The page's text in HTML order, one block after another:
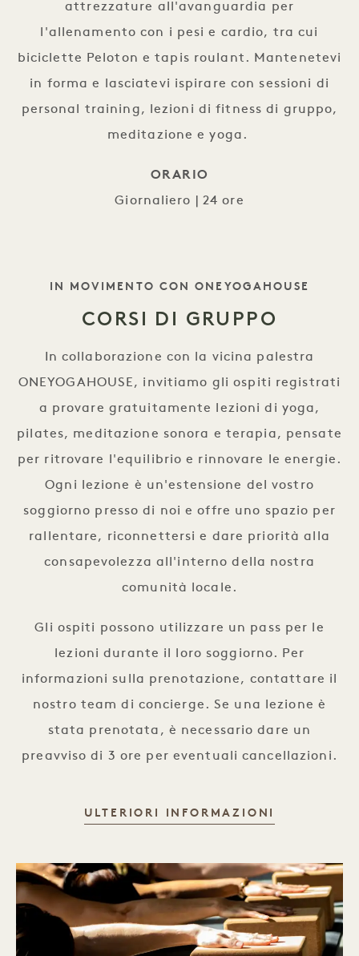
attrezzature all'avanguardia per
l'allenamento con i pesi e cardio, tra cui
biciclette Peloton e tapis roulant. Mantenetevi
in forma e lasciatevi ispirare con sessioni di
personal training, lezioni di fitness di gruppo,
meditazione e yoga.
ORARIO
Giornaliero | 24 ore
SLOGAN BENESSERE
IN MOVIMENTO CON ONEYOGAHOUSE
CORSI DI GRUPPO
In collaborazione con la vicina palestra
ONEYOGAHOUSE, invitiamo gli ospiti registrati
a provare gratuitamente lezioni di yoga,
pilates, meditazione sonora e terapia, pensate
per ritrovare l'equilibrio e rinnovare le energie.
Ogni lezione è un'estensione del vostro
soggiorno presso di noi e offre uno spazio per
rallentare, riconnettersi e dare priorità alla
consapevolezza all'interno della nostra
comunità locale.
Gli ospiti possono utilizzare un pass per le
lezioni durante il loro soggiorno. Per
informazioni sulla prenotazione, contattare il
nostro team di concierge. Se una lezione è
stata prenotata, è necessario dare un
preavviso di 3 ore per eventuali cancellazioni.
ULTERIORI INFORMAZIONI